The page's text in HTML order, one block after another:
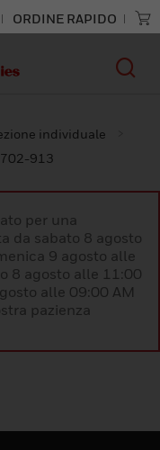
ORDINE RAPIDO
individuale
913
per una
da sabato 8 agosto
9 agosto alle
8 agosto alle 11:00
alle 09:00 AM
pazienza